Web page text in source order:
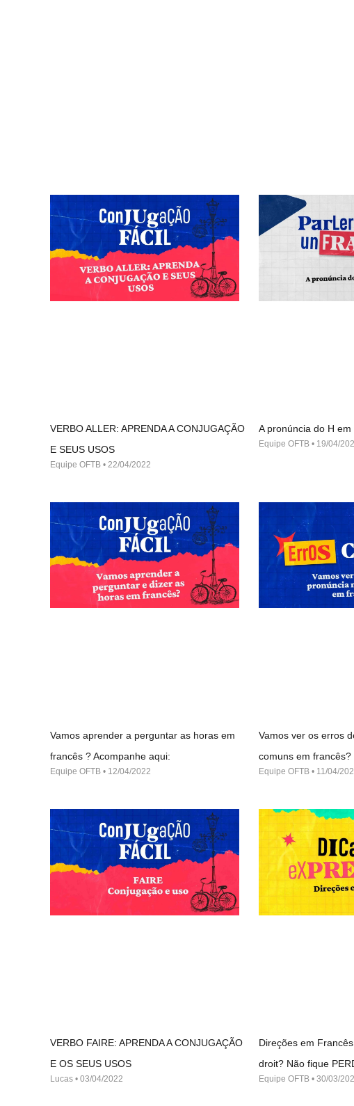
VERBO ALLER: APRENDA A CONJUGAÇÃO
E SEUS USOS
Equipe OFTB 22/04/2022
A pronúncia do H em
Equipe OFTB 19/04/
Vamos aprender a perguntar as horas em
francês ? Acompanhe aqui:
Equipe OFTB 12/04/2022
Vamos ver os erros
comuns em francês?
Equipe OFTB 11/04/
VERBO FAIRE: APRENDA A CONJUGAÇÃO
E OS SEUS USOS
Lucas 03/04/2022
Direções em
droit? Não fique
Equipe OFTB 30/03/